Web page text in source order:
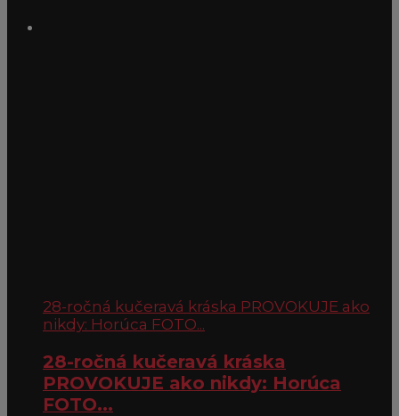
28-ročná kučeravá kráska PROVOKUJE ako
nikdy: Horúca FOTO...
28-ročná kučeravá kráska
PROVOKUJE ako nikdy: Horúca
FOTO...